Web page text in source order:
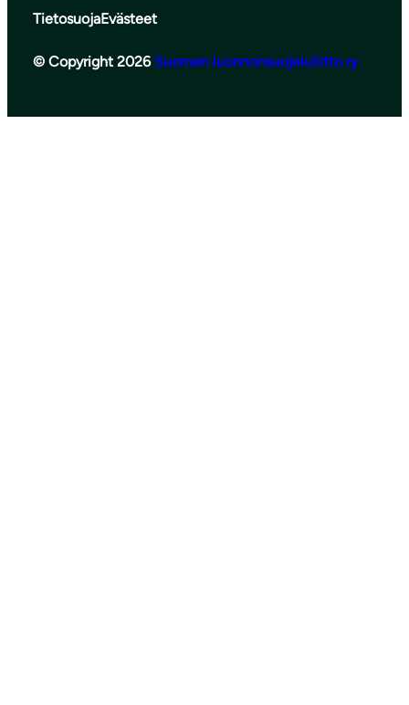
TietosuojaEvästeet
© Copyright 2026 Suomen luonnonsuojeluliitto ry